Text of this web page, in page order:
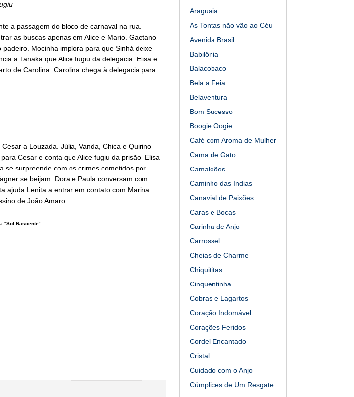
a passagem do bloco de carnaval na rua.
as buscas apenas em Alice e Mario. Gaetano
Mocinha implora para que Sinhá deixe
a Tanaka que Alice fugiu da delegacia. Elisa e
de Carolina. Carolina chega à delegacia para
a Louzada. Júlia, Vanda, Chica e Quirino
Cesar e conta que Alice fugiu da prisão. Elisa
se surpreende com os crimes cometidos por
se beijam. Dora e Paula conversam com
ajuda Lenita a entrar em contato com Marina.
de João Amaro.
"Sol Nascente".
Araguaia
As Tontas não vão ao Céu
Avenida Brasil
Babilônia
Balacobaco
Bela a Feia
Belaventura
Bom Sucesso
Boogie Oogie
Café com Aroma de Mulher
Cama de Gato
Camaleões
Caminho das Indias
Canavial de Paixões
Caras e Bocas
Carinha de Anjo
Carrossel
Cheias de Charme
Chiquititas
Cinquentinha
Cobras e Lagartos
Coração Indomável
Corações Feridos
Cordel Encantado
Cristal
Cuidado com o Anjo
Cúmplices de Um Resgate